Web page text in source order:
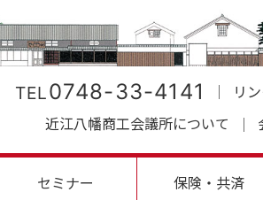
TEL0748-33-4141 リ
近江八幡商工会議所について
セミナー 保険・共済